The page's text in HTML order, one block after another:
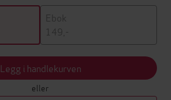
Ebok
149,-
Legg i handlekurven
eller